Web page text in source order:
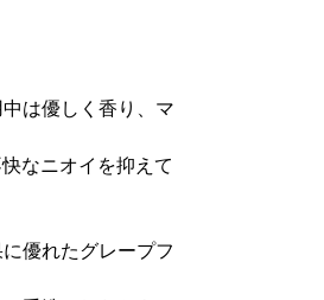
は優しく香り、マ
なニオイを抑えて
優れたグレープフ